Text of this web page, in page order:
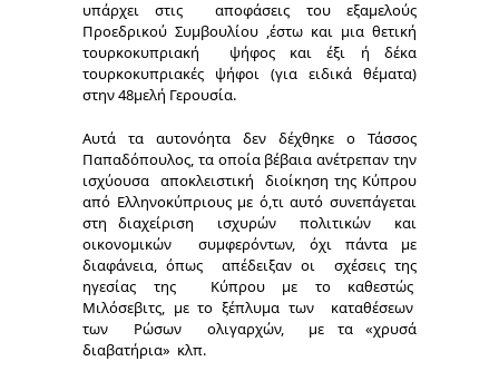
υπάρχει στις αποφάσεις του εξαμελούς
Προεδρικού Συμβουλίου ,έστω και μια θετική
τουρκοκυπριακή ψήφος και έξι ή δέκα
τουρκοκυπριακές ψήφοι (για ειδικά θέματα)
στην 48μελή Γερουσία.
Αυτά τα αυτονόητα δεν δέχθηκε ο Τάσσος
Παπαδόπουλος, τα οποία βέβαια ανέτρεπαν την
ισχύουσα αποκλειστική διοίκηση της Κύπρου
από Ελληνοκύπριους με ό,τι αυτό συνεπάγεται
στη διαχείριση ισχυρών πολιτικών και
οικονομικών συμφερόντων, όχι πάντα με
διαφάνεια, όπως απέδειξαν οι σχέσεις της
ηγεσίας της Κύπρου με το καθεστώς
Μιλόσεβιτς, με το ξέπλυμα των καταθέσεων
των Ρώσων ολιγαρχών, με τα «χρυσά
διαβατήρια» κλπ.